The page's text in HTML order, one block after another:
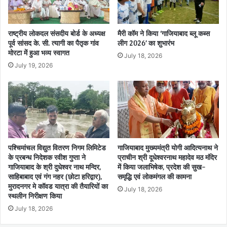
राष्ट्रीय लोकदल संसदीय बोर्ड के अध्यक्ष
पूर्व सांसद के. सी. त्यागी का पैतृक गांव
मोरटा में हुआ भव्य स्वागत
July 19, 2026
मैरी कॉम ने किया ‘गाजियाबाद ब्लू कब्स
लीग 2026’ का शुभारंभ
July 18, 2026
पश्चिमांचल विद्युत वितरण निगम लिमिटेड
के प्रबन्ध निदेशक रवीश गुप्ता ने
गाजियाबाद के श्री दुधेश्वर नाथ मन्दिर,
साहिबाबाद एवं गंग नहर (छोटा हरिद्वार),
मुरादनगर मे कॉवड यात्रा की तैयारियों का
स्थलीन निरीक्षण किया
July 18, 2026
गाजियाबाद मुख्यमंत्री योगी आदित्यनाथ ने
प्राचीन श्री दूधेश्वरनाथ महादेव मठ मंदिर
में किया जलाभिषेक, प्रदेश की सुख-
समृद्धि एवं लोकमंगल की कामना
July 18, 2026